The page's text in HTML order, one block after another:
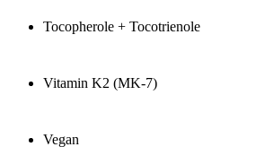
Tocopherole + Tocotrienole
Vitamin K2 (MK-7)
Vegan